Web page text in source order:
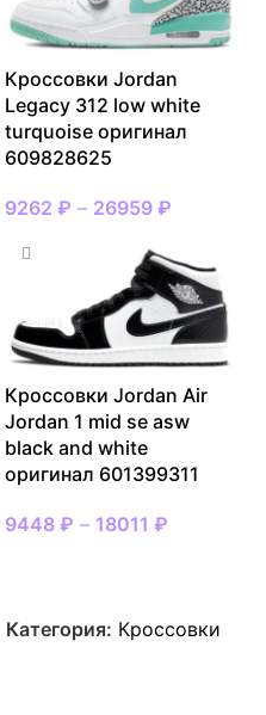
Кроссовки Jordan
Legacy 312 low white
turquoise оригинал
609828625
9262 ₽ – 26959 ₽
Кроссовки Jordan Air
Jordan 1 mid se asw
black and white
оригинал 601399311
9448 ₽ – 18011 ₽
Категория: Кроссовки